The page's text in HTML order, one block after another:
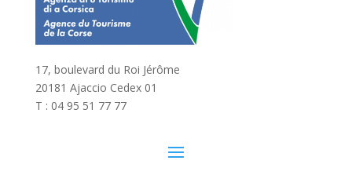
17, boulevard du Roi Jérôme
20181 Ajaccio Cedex 01
T : 04 95 51 77 77